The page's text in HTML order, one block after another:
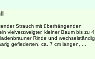
Strauch mit überhängenden
vielverzweigter, kleiner Baum bis zu 4
Rinde und wechselständig
gefiederten, ca. 7 cm langen, ...